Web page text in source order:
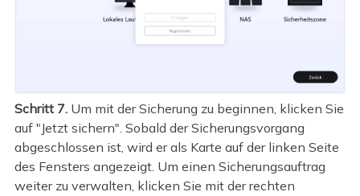
Schritt 7.Um mit der Sicherung zu beginnen, klicken Sie
auf "Jetzt sichern". Sobald der Sicherungsvorgang
abgeschlossen ist, wird er als Karte auf der linken Seite
des Fensters angezeigt. Um einen Sicherungsauftrag
weiter zu verwalten, klicken Sie mit der rechten